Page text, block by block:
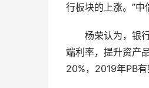
行板块的上涨。”
杨荣认为，银行
端利率，提升资产
20%，2019年PB有